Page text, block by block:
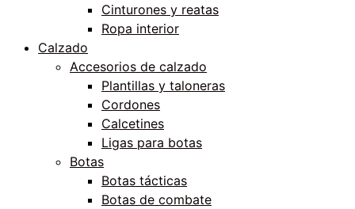
Cinturones y reatas
Ropa interior
Calzado
Accesorios de calzado
Plantillas y taloneras
Cordones
Calcetines
Ligas para botas
Botas
Botas tácticas
Botas de combate